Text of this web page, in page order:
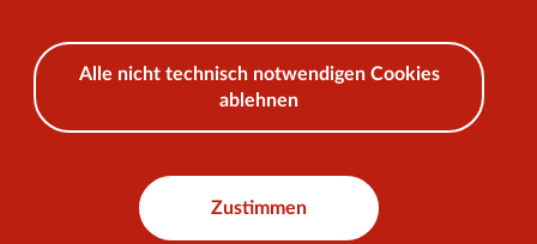
Alle nicht technisch notwendigen Cookies
ablehnen
Zustimmen